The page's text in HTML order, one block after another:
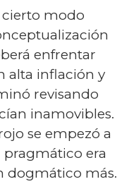
cierto modo
enfrentar
alta inflación y
revisando
inamovibles.
se empezó a
era
dogmático más.